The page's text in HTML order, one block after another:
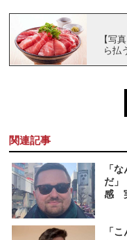
【写
ら払
関連記事
「
だ」
感
「